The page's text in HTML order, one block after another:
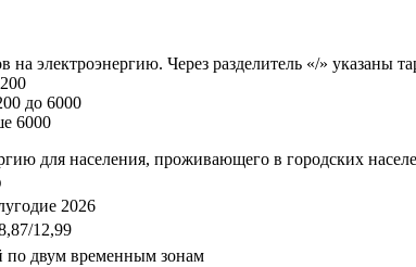
электроэнергию. Через разделитель «/» указаны
до 6000
6000
для населения, проживающего в городских
2026
12,99
двум временным зонам